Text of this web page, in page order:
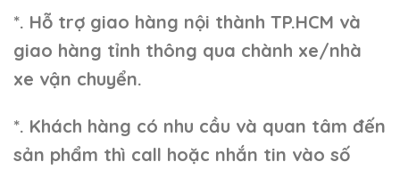
*. Hỗ trợ giao hàng nội thành TP.HCM và
giao hàng tỉnh thông qua chành xe/nhà
xe vận chuyển.
*. Khách hàng có nhu cầu và quan tâm đến
sản phẩm thì call hoặc nhắn tin vào số